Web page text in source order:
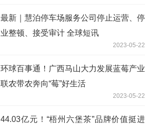
最新｜慧泊停车场服务公司停止运营、停
业整顿、接受审计 全球短讯
2023-05-22
环球百事通！广西马山大力发展蓝莓产业
联农带农奔向“莓”好生活
2023-05-22
44.03亿元！“梧州六堡茶”品牌价值挺进